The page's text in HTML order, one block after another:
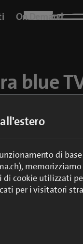
On Demand
blue
blue TV guardate
Vai
di
cookie utilizzati
per i visitatori